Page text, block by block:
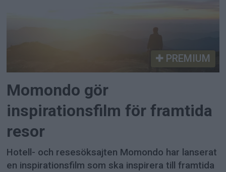
PREMIUM
Momondo gör
inspirationsfilm för framtida
resor
Hotell- och resesöksajten Momondo har lanserat
en inspirationsfilm som ska inspirera till framtida